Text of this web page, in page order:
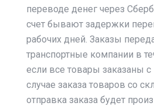
переводе денег через
счет бывают задержки
рабочих дней. Заказы
транспортные компании в
если все товары заказаны
случае заказа товаров со
отправка заказа будет